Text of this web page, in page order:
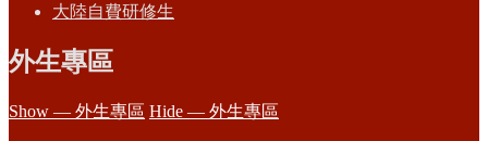
大陸自費研修生
外生專區
Show — 外生專區 Hide — 外生專區